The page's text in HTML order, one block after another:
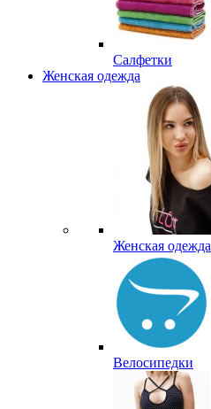
Салфетки
Женская одежда
Женская одежда
Велосипедки